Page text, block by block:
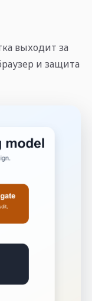
выходит за
и защита